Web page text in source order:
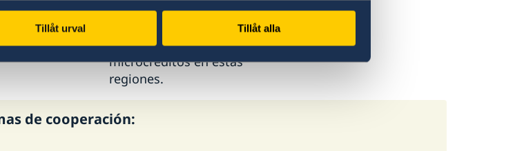
Tillåt urval Tillåt alla
espacios de
el conflicto. Creamos,
garantías para dar acceso a
microcréditos en estas
regiones.
de cooperación: